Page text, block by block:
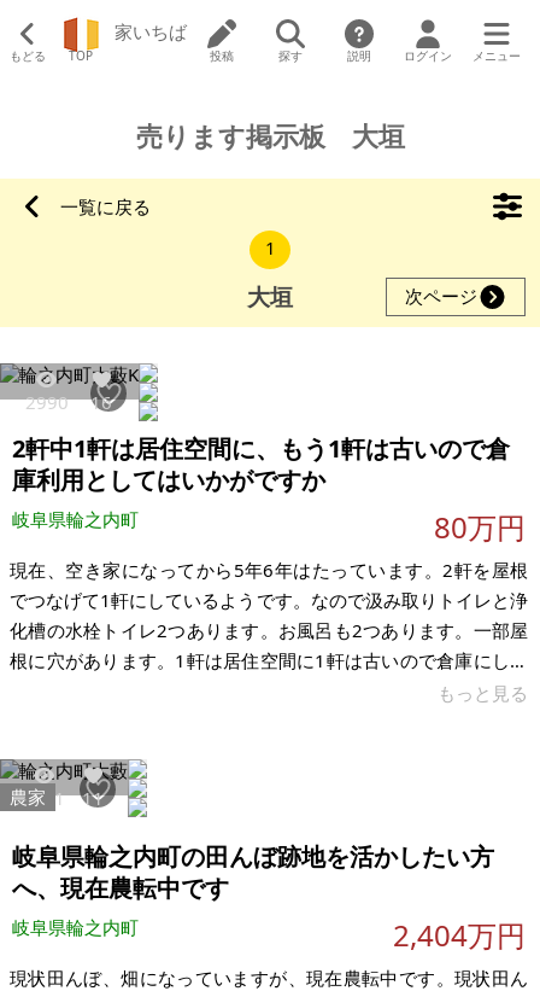
もどる TOP
家いちば
投稿 探す 説明 ログイン メニュー
売ります掲示板 大垣
一覧に戻る
1
大垣 次ページ
2990 16
2軒中1軒は居住空間に、もう1軒は古いので倉
庫利用としてはいかがですか
岐阜県輪之内町 80万円
現在、空き家になってから5年6年はたっています。2軒を屋根
でつなげて1軒にしているようです。なので汲み取りトイレと浄
化槽の水栓トイレ2つあります。お風呂も2つあります。一部屋
根に穴があります。1軒は居住空間に1軒は古いので倉庫にした
らいいじゃないかと考えてました。ザビックのスーパー、小学
っとです。 不動産鑑定士の土地と建物の評価額は149万円で
す。参考にしてください。活用できる人おねがいします。 【物
件概要】※古屋付土地 場所：岐阜県安八郡輪之内町 土地：
168.59+17.
もっと見る
2551 11
農家
岐阜県輪之内町の田んぼ跡地を活かしたい方
へ、現在農転中です
岐阜県輪之内町 2,404万円
現状田んぼ、畑になっていますが、現在農転中です。現状田ん